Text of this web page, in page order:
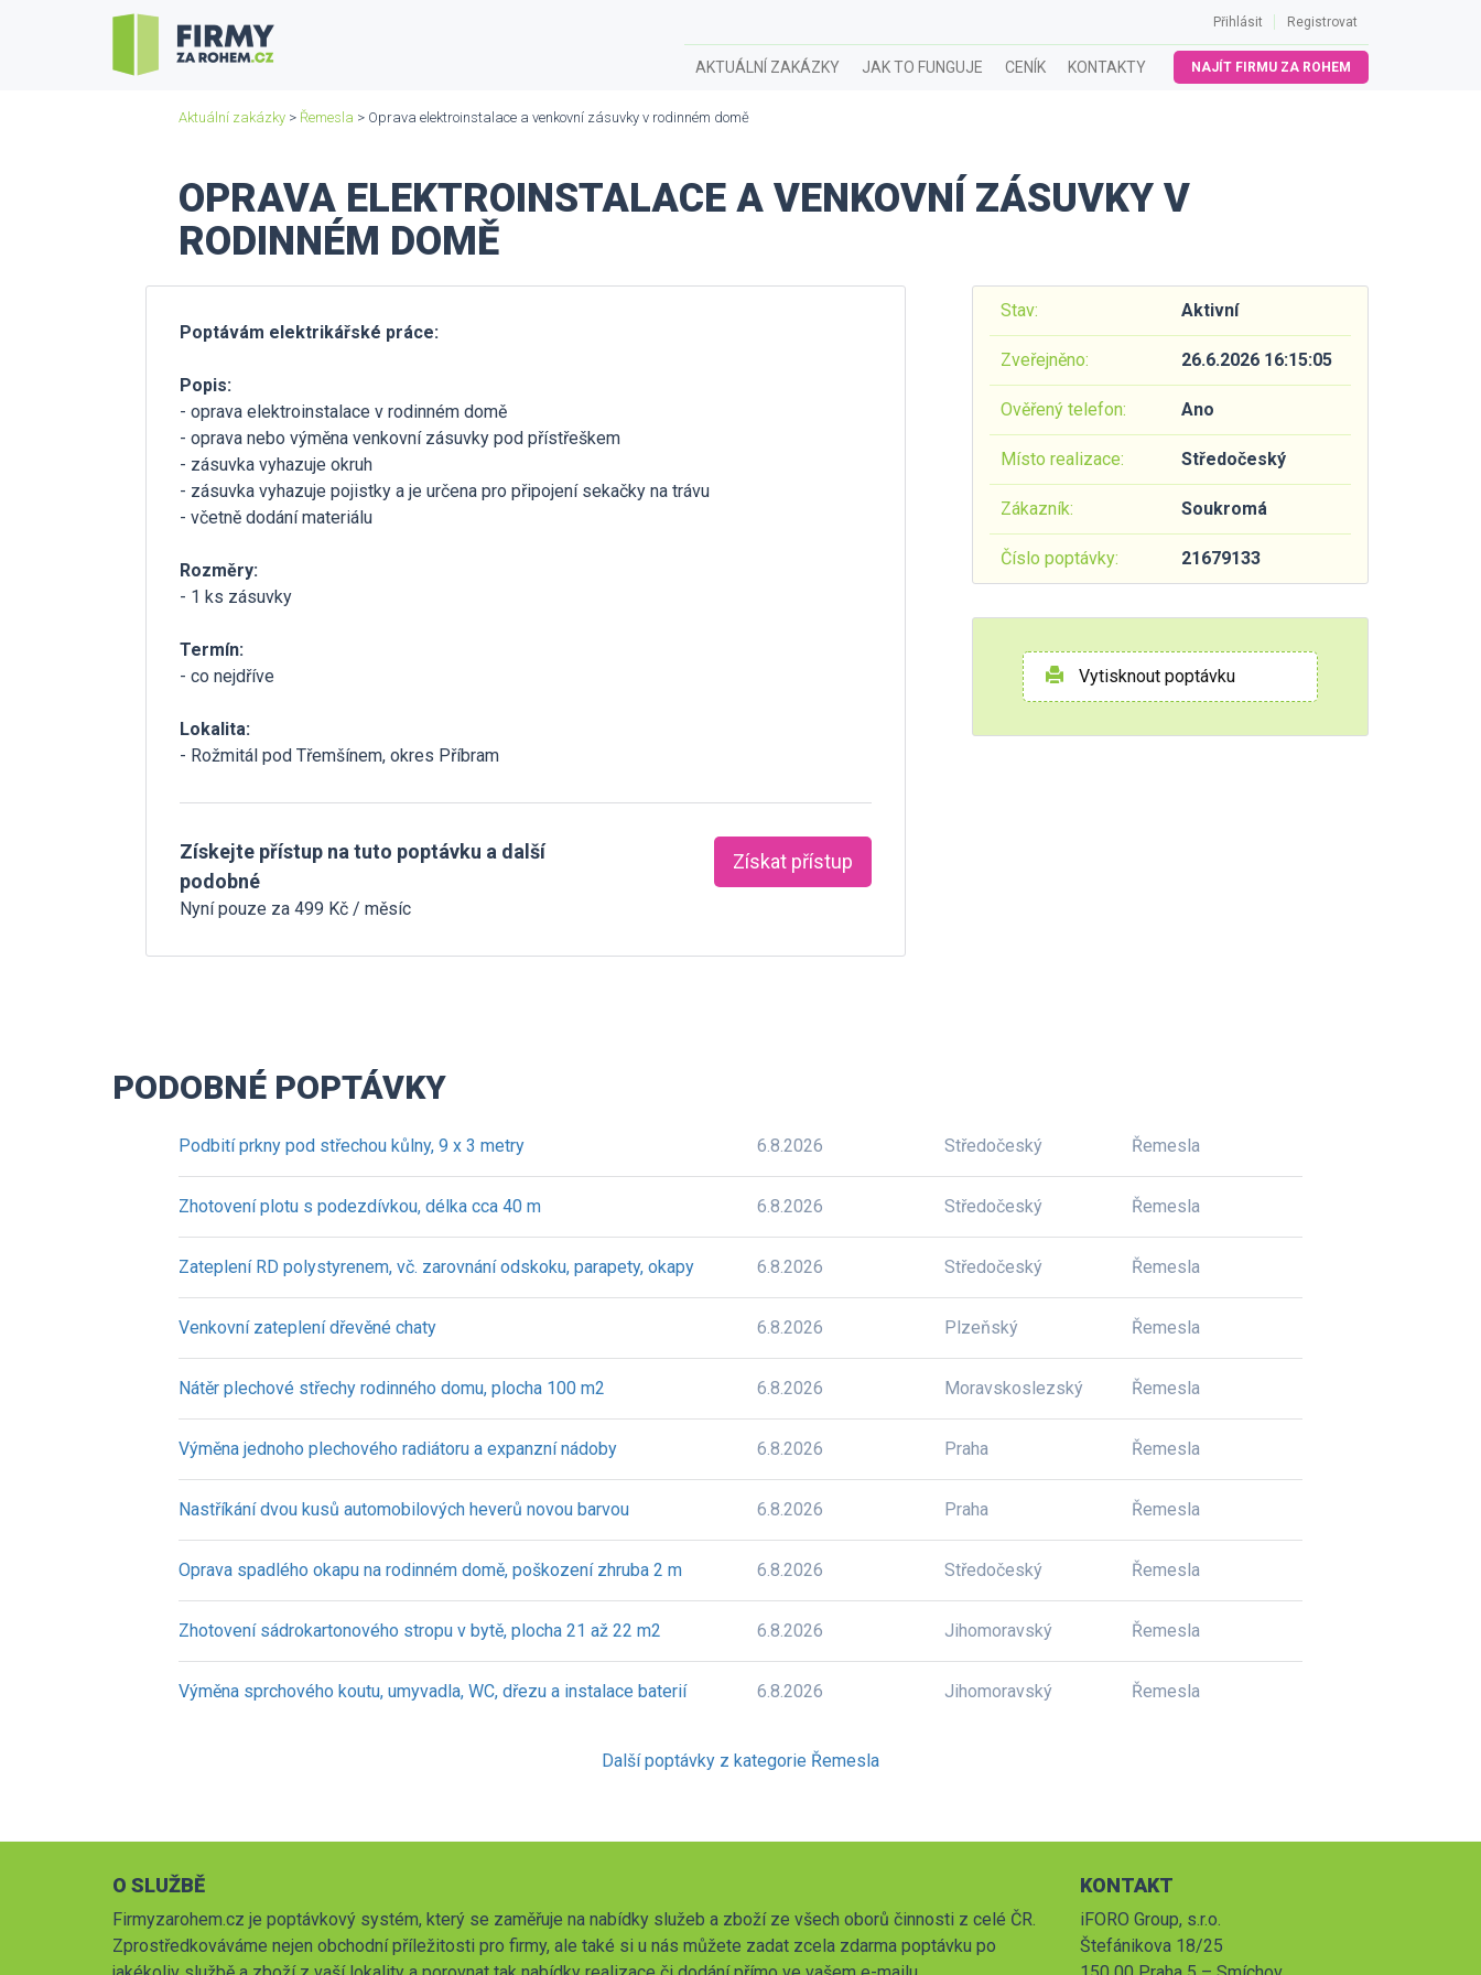
Přihlásit Registrovat
AKTUÁLNÍ ZAKÁZKY JAK TO FUNGUJE CENÍK KONTAKTY NAJÍT FIRMU ZA ROHEM
Aktuální zakázky > Řemesla > Oprava elektroinstalace a venkovní zásuvky v rodinném domě
OPRAVA ELEKTROINSTALACE A VENKOVNÍ ZÁSUVKY V
RODINNÉM DOMĚ
Poptávám elektrikářské práce:
Popis:
- oprava elektroinstalace v rodinném domě
- oprava nebo výměna venkovní zásuvky pod přístřeškem
- zásuvka vyhazuje okruh
- zásuvka vyhazuje pojistky a je určena pro připojení sekačky na trávu
- včetně dodání materiálu
Rozměry:
- 1 ks zásuvky
Termín:
- co nejdříve
Lokalita:
- Rožmitál pod Třemšínem, okres Příbram
Získejte přístup na tuto poptávku a další
podobné
Nyní pouze za 499 Kč / měsíc
Získat přístup
Stav: Aktivní
Zveřejněno: 26.6.2026 16:15:05
Ověřený telefon: Ano
Místo realizace: Středočeský
Zákazník: Soukromá
Číslo poptávky: 21679133
Vytisknout poptávku
PODOBNÉ POPTÁVKY
Podbití prkny pod střechou kůlny, 9 x 3 metry 6.8.2026 Středočeský Řemesla
Zhotovení plotu s podezdívkou, délka cca 40 m 6.8.2026 Středočeský Řemesla
Zateplení RD polystyrenem, vč. zarovnání odskoku, parapety, okapy 6.8.2026 Středočeský Řemesla
Venkovní zateplení dřevěné chaty 6.8.2026 Plzeňský Řemesla
Nátěr plechové střechy rodinného domu, plocha 100 m2 6.8.2026 Moravskoslezský Řemesla
Výměna jednoho plechového radiátoru a expanzní nádoby 6.8.2026 Praha Řemesla
Nastříkání dvou kusů automobilových heverů novou barvou 6.8.2026 Praha Řemesla
Oprava spadlého okapu na rodinném domě, poškození zhruba 2 m 6.8.2026 Středočeský Řemesla
Zhotovení sádrokartonového stropu v bytě, plocha 21 až 22 m2 6.8.2026 Jihomoravský Řemesla
Výměna sprchového koutu, umyvadla, WC, dřezu a instalace baterií 6.8.2026 Jihomoravský Řemesla
Další poptávky z kategorie Řemesla
O SLUŽBĚ
Firmyzarohem.cz je poptávkový systém, který se zaměřuje na nabídky služeb a zboží ze všech oborů činnosti z celé ČR.
Zprostředkováváme nejen obchodní příležitosti pro firmy, ale také si u nás můžete zadat zcela zdarma poptávku po
KONTAKT
iFORO Group, s.r.o.
Štefánikova 18/25